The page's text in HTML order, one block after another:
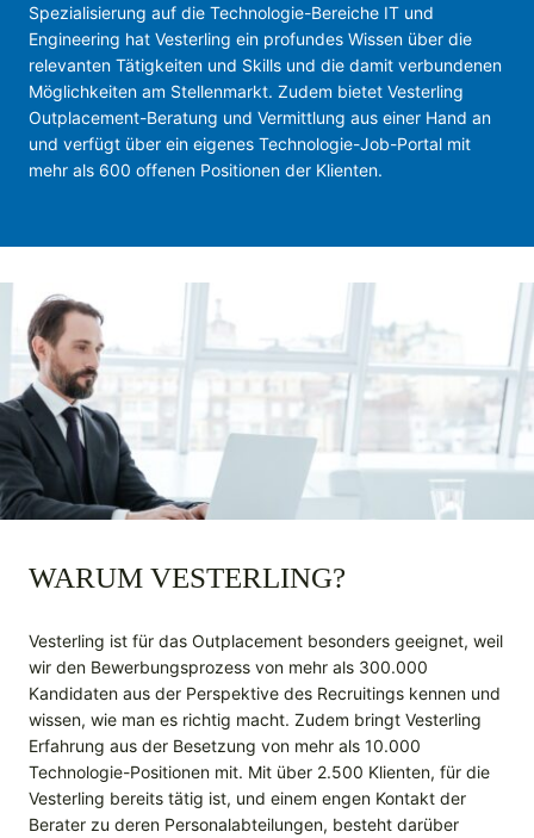
Spezialisierung auf die Technologie-Bereiche IT und
Engineering hat Vesterling ein profundes Wissen über die
relevanten Tätigkeiten und Skills und die damit verbundenen
Möglichkeiten am Stellenmarkt. Zudem bietet Vesterling
Outplacement-Beratung und Vermittlung aus einer Hand an
und verfügt über ein eigenes Technologie-Job-Portal mit
mehr als 600 offenen Positionen der Klienten.
WARUM VESTERLING?
Vesterling ist für das Outplacement besonders geeignet, weil
wir den Bewerbungsprozess von mehr als 300.000
Kandidaten aus der Perspektive des Recruitings kennen und
wissen, wie man es richtig macht. Zudem bringt Vesterling
Erfahrung aus der Besetzung von mehr als 10.000
Technologie-Positionen mit. Mit über 2.500 Klienten, für die
Vesterling bereits tätig ist, und einem engen Kontakt der
Berater zu deren Personalabteilungen, besteht darüber